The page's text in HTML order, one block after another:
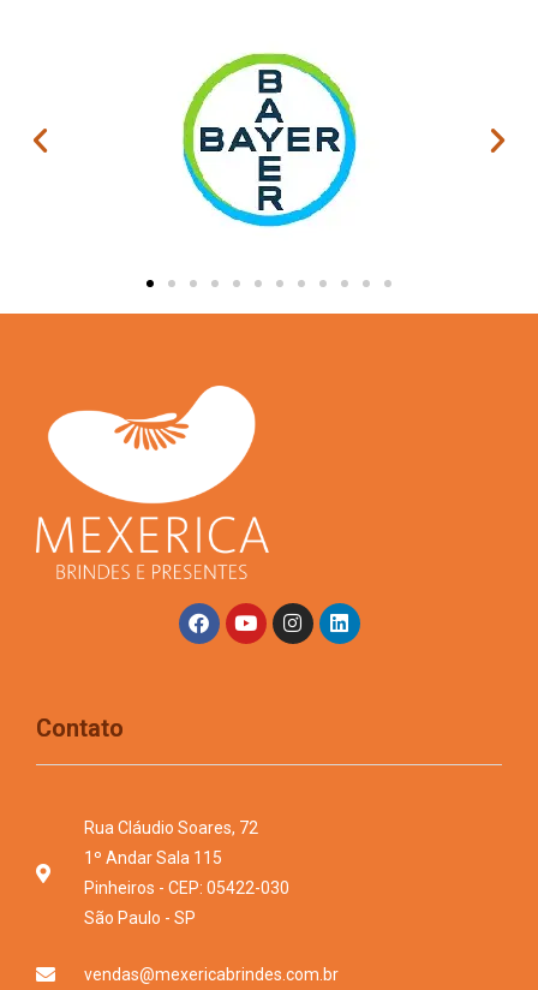
Contato
Rua Cláudio Soares, 72
1º Andar Sala 115
Pinheiros - CEP: 05422-030
São Paulo - SP
vendas@mexericabrindes.com.br